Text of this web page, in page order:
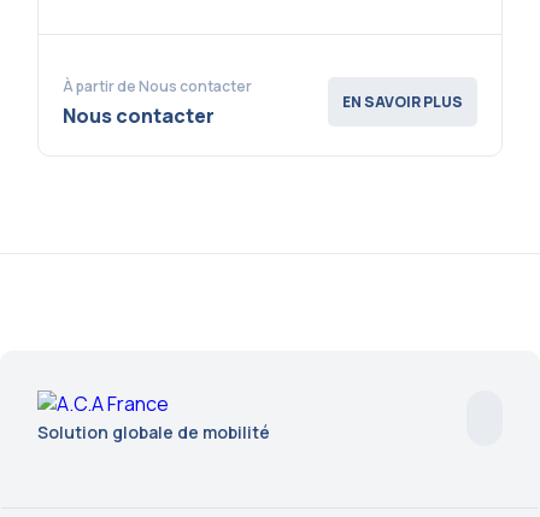
À partir de Nous contacter
Nous contacter
EN SAVOIR PLUS
Solution globale de mobilité